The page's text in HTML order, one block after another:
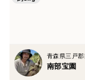
しっかりとした
加熱することで
感を楽しめます。
粒食感をご堪能く
青森県三戸
南部宝園